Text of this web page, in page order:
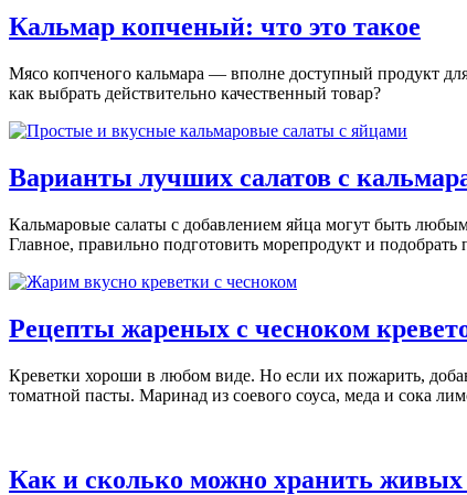
Кальмар копченый: что это такое
Мясо копченого кальмара — вполне доступный продукт
как выбрать действительно качественный товар?
Варианты лучших салатов с
Кальмаровые салаты с добавлением яйца могут быть
Главное, правильно подготовить морепродукт и подобрать
Рецепты жареных с чесноком
Креветки хороши в любом виде. Но если их пожарить,
томатной пасты. Маринад из соевого соуса, меда и сока
Как и сколько можно хранить